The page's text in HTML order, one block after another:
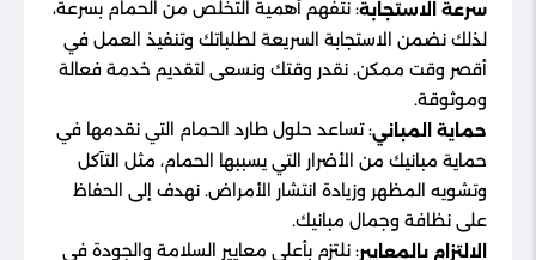
سرعة الاستجابة: نتفهم أهمية التخلص من الحمام بسرعة،
لذلك نضمن الاستجابة السريعة لطلباتك وتنفيذ العمل في
أقصر وقت ممكن. نقدر وقتك ونسعى لتقديم خدمة فعالة
وموثوقة.
حماية المباني: تساعد حلول طارد الحمام التي نقدمها في
حماية مبانيك من الأضرار التي يسببها الحمام، مثل التآكل
وتشويه المظهر وزيادة انتشار الأمراض. نهدف إلى الحفاظ
على نظافة وجمال مبانيك.
الالتزام بالمعايير: نلتزم بأعلى معايير السلامة والجودة في